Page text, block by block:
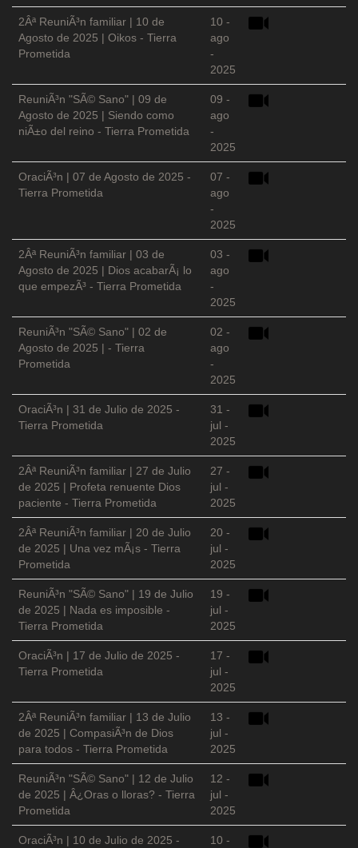
2Âª ReuniÃ³n familiar | 10 de
Agosto de 2025 | Oikos - Tierra
Prometida
10 -
ago
-
2025
ReuniÃ³n "SÃ© Sano" | 09 de
Agosto de 2025 | Siendo como
niÃ±o del reino - Tierra Prometida
09 -
ago
-
2025
OraciÃ³n | 07 de Agosto de 2025 -
Tierra Prometida
07 -
ago
-
2025
2Âª ReuniÃ³n familiar | 03 de
Agosto de 2025 | Dios acabarÃ¡ lo
que empezÃ³ - Tierra Prometida
03 -
ago
-
2025
ReuniÃ³n "SÃ© Sano" | 02 de
Agosto de 2025 | - Tierra
Prometida
02 -
ago
-
2025
OraciÃ³n | 31 de Julio de 2025 -
Tierra Prometida
31 -
jul -
2025
2Âª ReuniÃ³n familiar | 27 de Julio
de 2025 | Profeta renuente Dios
paciente - Tierra Prometida
27 -
jul -
2025
2Âª ReuniÃ³n familiar | 20 de Julio
de 2025 | Una vez mÃ¡s - Tierra
Prometida
20 -
jul -
2025
ReuniÃ³n "SÃ© Sano" | 19 de Julio
de 2025 | Nada es imposible -
Tierra Prometida
19 -
jul -
2025
OraciÃ³n | 17 de Julio de 2025 -
Tierra Prometida
17 -
jul -
2025
2Âª ReuniÃ³n familiar | 13 de Julio
de 2025 | CompasiÃ³n de Dios
para todos - Tierra Prometida
13 -
jul -
2025
ReuniÃ³n "SÃ© Sano" | 12 de Julio
de 2025 | Â¿Oras o lloras? - Tierra
Prometida
12 -
jul -
2025
OraciÃ³n | 10 de Julio de 2025 -
10 -